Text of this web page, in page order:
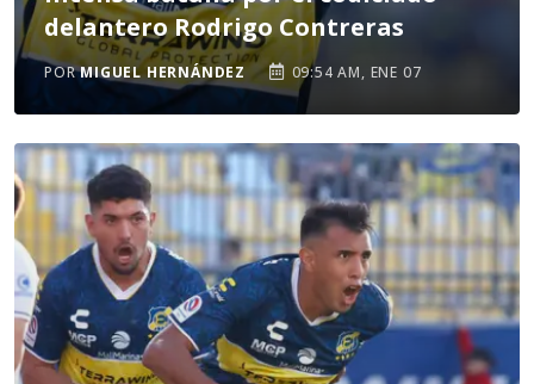
delantero Rodrigo Contreras
PORMIGUEL HERNÁNDEZ 09:54 AM, ENE 07